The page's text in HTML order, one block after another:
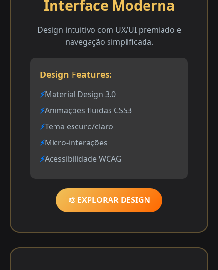
Interface Moderna
Design intuitivo com UX/UI premiado e
navegação simplificada.
Design Features:
Material Design 3.0
Animações fluidas CSS3
Tema escuro/claro
Micro-interações
Acessibilidade WCAG
🎨 EXPLORAR DESIGN